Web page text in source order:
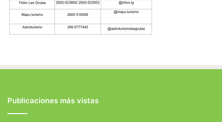
Publicaciones más vistas